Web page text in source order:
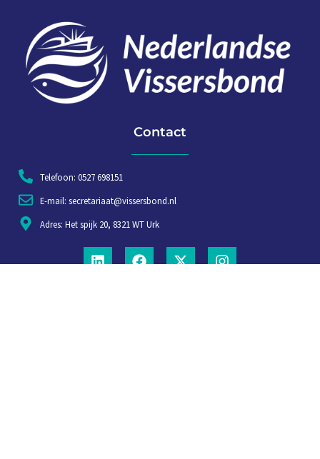
Contact
Telefoon: 0527 698151
E-mail: secretariaat@vissersbond.nl
Adres: Het spijk 20, 8321 WT Urk